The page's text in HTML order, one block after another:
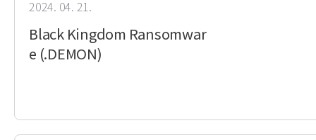
2024. 04. 21.
Black Kingdom Ransomwar
e (.DEMON)